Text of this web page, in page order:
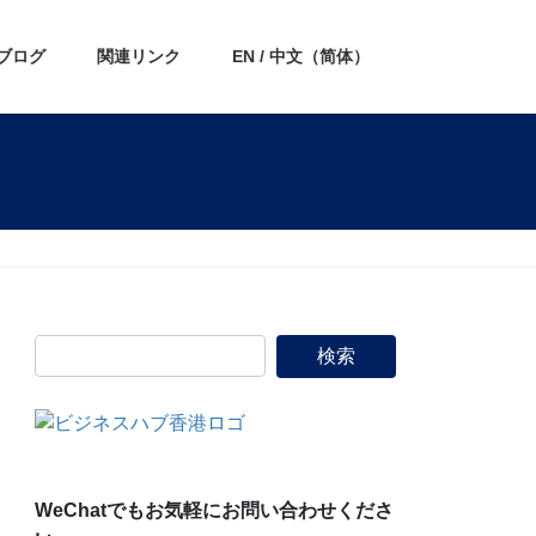
ログ 関連リンク EN / 中文（简体）
WeChatでもお気軽にお問い合わせくださ